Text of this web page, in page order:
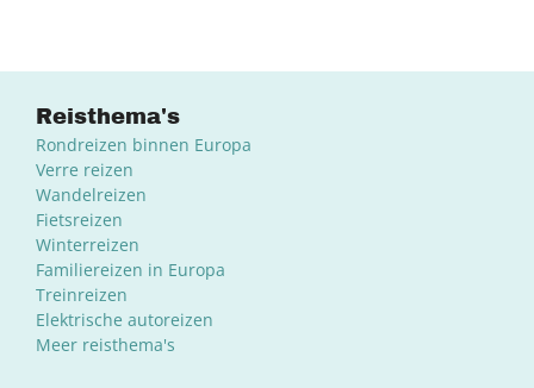
Reisthema's
Rondreizen binnen Europa
Verre reizen
Wandelreizen
Fietsreizen
Winterreizen
Familiereizen in Europa
Treinreizen
Elektrische autoreizen
Meer reisthema's